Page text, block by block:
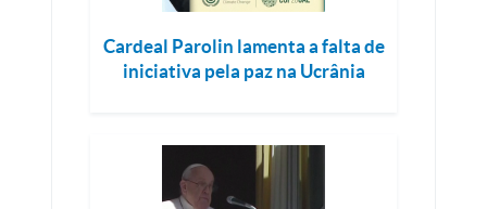
Cardeal Parolin lamenta a falta de
iniciativa pela paz na Ucrânia